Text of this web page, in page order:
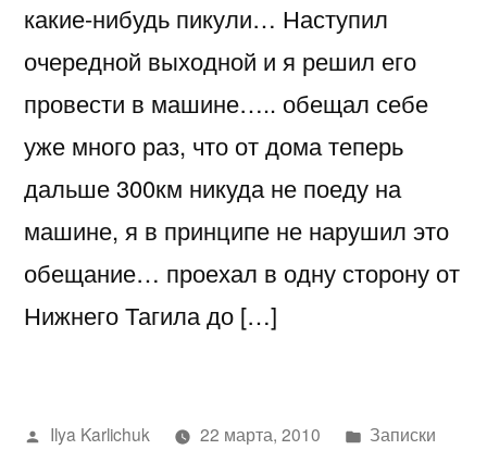
какие-нибудь пикули… Наступил
очередной выходной и я решил его
провести в машине….. обещал себе
уже много раз, что от дома теперь
дальше 300км никуда не поеду на
машине, я в принципе не нарушил это
обещание… проехал в одну сторону от
Нижнего Тагила до […]
Написано
Ilya Karlichuk 22 марта, 2010
Написано
Записки